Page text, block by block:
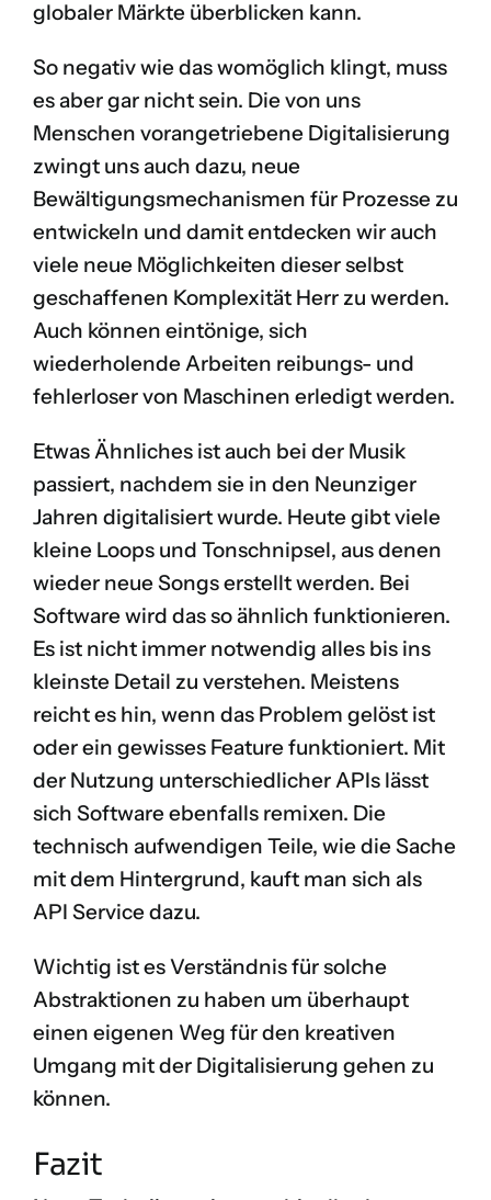
globaler Märkte überblicken kann.
So negativ wie das womöglich klingt, muss
es aber gar nicht sein. Die von uns
Menschen vorangetriebene Digitalisierung
zwingt uns auch dazu, neue
Bewältigungsmechanismen für Prozesse zu
entwickeln und damit entdecken wir auch
viele neue Möglichkeiten dieser selbst
geschaffenen Komplexität Herr zu werden.
Auch können eintönige, sich
wiederholende Arbeiten reibungs- und
fehlerloser von Maschinen erledigt werden.
Etwas Ähnliches ist auch bei der Musik
passiert, nachdem sie in den Neunziger
Jahren digitalisiert wurde. Heute gibt viele
kleine Loops und Tonschnipsel, aus denen
wieder neue Songs erstellt werden. Bei
Software wird das so ähnlich funktionieren.
Es ist nicht immer notwendig alles bis ins
kleinste Detail zu verstehen. Meistens
reicht es hin, wenn das Problem gelöst ist
oder ein gewisses Feature funktioniert. Mit
der Nutzung unterschiedlicher APIs lässt
sich Software ebenfalls remixen. Die
technisch aufwendigen Teile, wie die Sache
mit dem Hintergrund, kauft man sich als
API Service dazu.
Wichtig ist es Verständnis für solche
Abstraktionen zu haben um überhaupt
einen eigenen Weg für den kreativen
Umgang mit der Digitalisierung gehen zu
können.
Fazit